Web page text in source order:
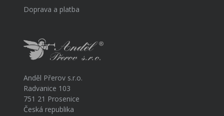
Doprava a platba
Anděl Přerov s.r.o.
Radvanice 103
751 21 Prosenice
Česká republika